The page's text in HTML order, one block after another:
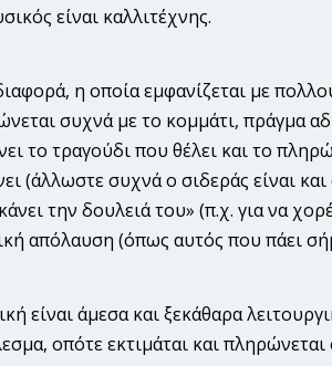
είναι καλλιτέχνης.
η οποία εμφανίζεται με
συχνά με το κομμάτι, πράγμα
το τραγούδι που θέλει και το
(άλλωστε συχνά ο σιδεράς είναι
την δουλειά του» (π.χ. για να
απόλαυση (όπως αυτός που πάει
είναι άμεσα και ξεκάθαρα
οπότε εκτιμάται και